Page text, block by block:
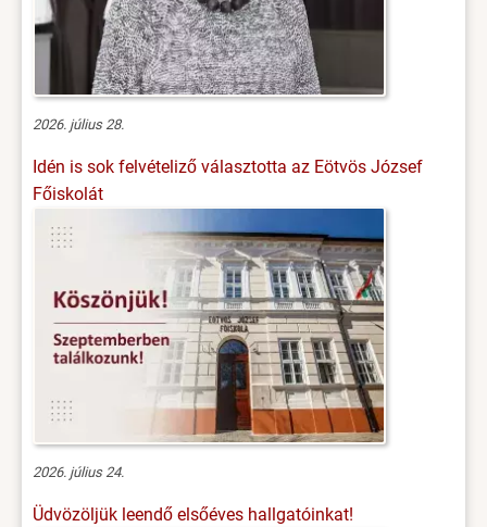
2026. július 28.
Idén is sok felvételiző választotta az Eötvös József
Főiskolát
2026. július 24.
Üdvözöljük leendő elsőéves hallgatóinkat!